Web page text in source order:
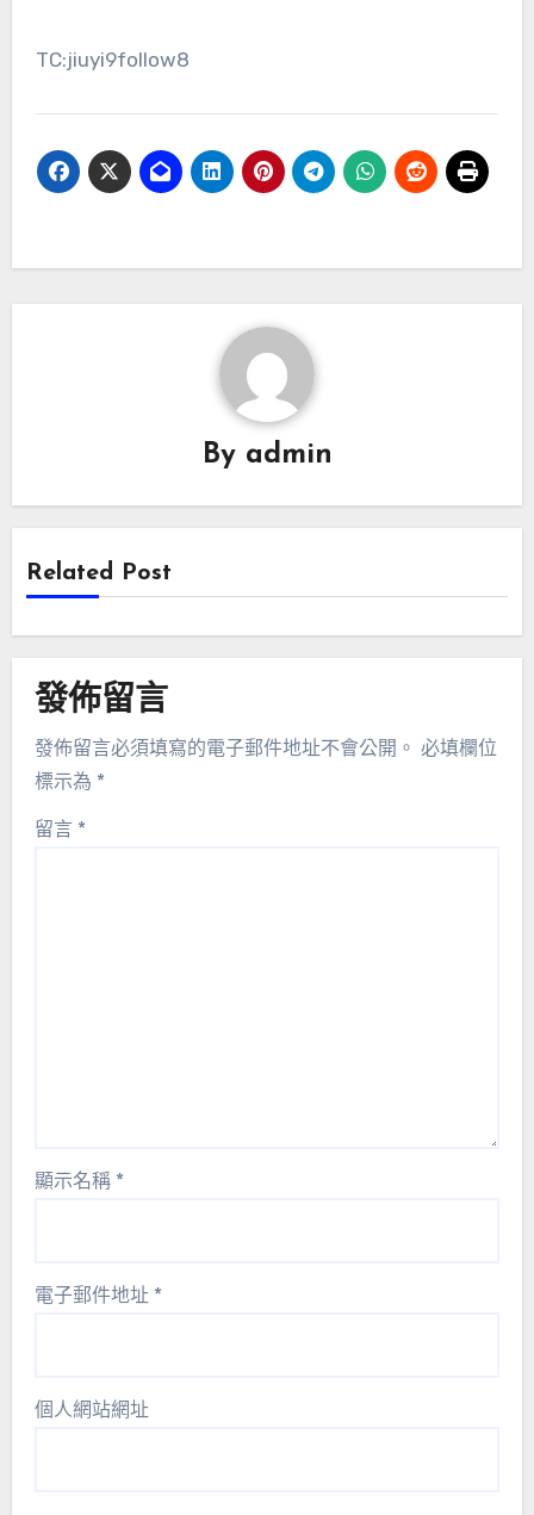
TC:jiuyi9follow8
By admin
Related Post
發佈留言
發佈留言必須填寫的電子郵件地址不會公開。 必填欄位
標示為 *
留言 *
顯示名稱 *
電子郵件地址 *
個人網站網址